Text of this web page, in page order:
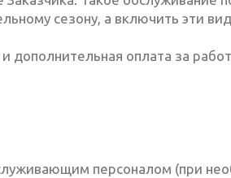
сезону, а включить эти
дополнительная оплата за
персоналом (при